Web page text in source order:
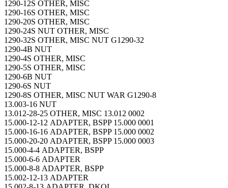
1290-12S OTHER, MISC
1290-16S OTHER, MISC
1290-20S OTHER, MISC
1290-24S NUT OTHER, MISC
1290-32S OTHER, MISC NUT G1290-32
1290-4B NUT
1290-4S OTHER, MISC
1290-5S OTHER, MISC
1290-6B NUT
1290-6S NUT
1290-8S OTHER, MISC NUT WAR G1290-8
13.003-16 NUT
13.012-28-25 OTHER, MISC 13.012 0002
15.000-12-12 ADAPTER, BSPP 15.000 0001
15.000-16-16 ADAPTER, BSPP 15.000 0002
15.000-20-20 ADAPTER, BSPP 15.000 0003
15.000-4-4 ADAPTER, BSPP
15.000-6-6 ADAPTER
15.000-8-8 ADAPTER, BSPP
15.002-12-13 ADAPTER